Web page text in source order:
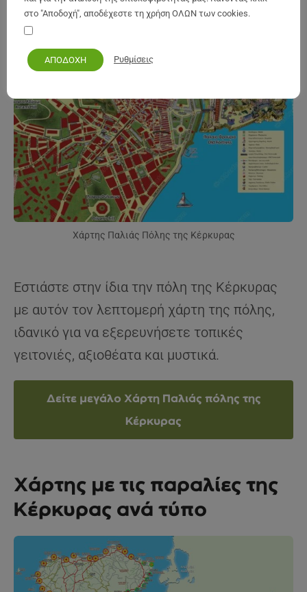
Χάρτης Παλιάς Πόλης της Κέρκυρας
Εστιάστε στην ίδια την πόλη της Κέρκυρας
με αυτόν τον λεπτομερή χάρτη της πόλης,
ιδανικό για να εξερευνήσετε τοπικές
γειτονιές, αξιοθέατα και μυστικά.
Δείτε μεγάλο Χάρτη Παλιάς πόλης της
Κέρκυρας
Χάρτης με τις παραλίες της
Κέρκυρας ανά τύπο
στο "Αποδοχή", αποδέχεστε τη χρήση ΟΛΩΝ των cookies.
ΑΠΟΔΟΧΗ Ρυθμίσεις